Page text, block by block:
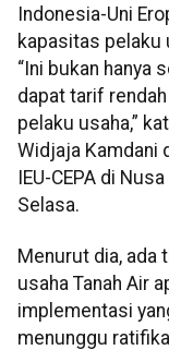
Indonesia-Uni
kapasitas pelaku
“Ini bukan hanya
dapat tarif
pelaku usaha,”
Widjaja Kamdani
IEU-CEPA di
Selasa.
Menurut dia, ada
usaha Tanah Air
implementasi
menunggu